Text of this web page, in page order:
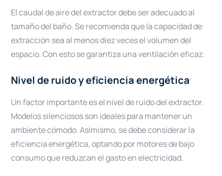
El caudal de aire del extractor debe ser adecuado al
tamaño del baño. Se recomienda que la capacidad de
extracción sea al menos diez veces el volumen del
espacio. Con esto se garantiza una ventilación eficaz.
Nivel de ruido y eficiencia energética
Un factor importante es el nivel de ruido del extractor.
Modelos silenciosos son ideales para mantener un
ambiente cómodo. Asimismo, se debe considerar la
eficiencia energética, optando por motores de bajo
consumo que reduzcan el gasto en electricidad.